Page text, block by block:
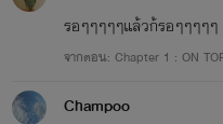
รอๆๆๆๆๆแล้วก้รอๆๆๆๆๆ
จากตอน: Chapter 1 : ON
Champoo